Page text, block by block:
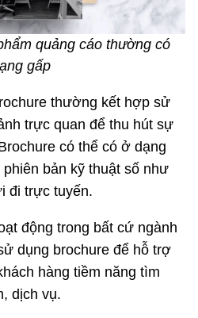
quảng cáo thường có
gấp
thường kết hợp sử
trực quan để thu hút sự
có thể có ở dạng
bản kỹ thuật số như
đi trực tuyến.
động trong bất cứ ngành
dụng brochure để hỗ trợ
hàng tiềm năng tìm
dịch vụ.